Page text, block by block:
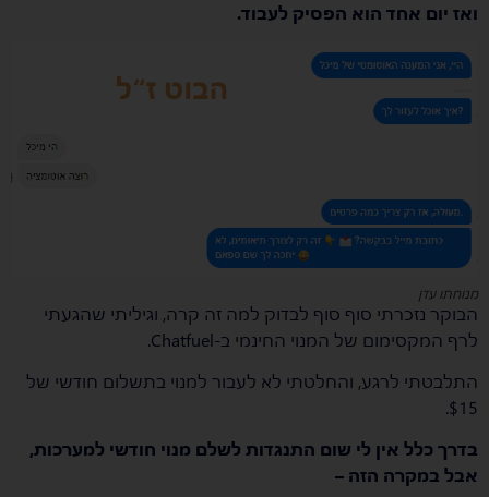
ואז יום אחד הוא הפסיק לעבוד.
מנוחתו עדן
הבוקר נזכרתי סוף סוף לבדוק למה זה קרה, וגיליתי שהגעתי
לרף המקסימום של המנוי החינמי ב-Chatfuel.
התלבטתי לרגע, והחלטתי לא לעבור למנוי בתשלום חודשי של
$15.
בדרך כלל אין לי שום התנגדות לשלם מנוי חודשי למערכות,
אבל במקרה הזה –